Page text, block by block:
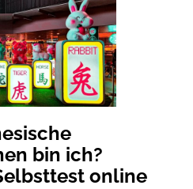
bin ich?
online